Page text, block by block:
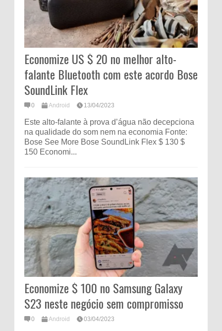
Economize US $ 20 no melhor alto-
falante Bluetooth com este acordo Bose
SoundLink Flex
0 Android 13/04/2023
Este alto-falante à prova d’água não decepciona
na qualidade do som nem na economia Fonte:
Bose See More Bose SoundLink Flex $ 130 $
150 Economi...
Economize $ 100 no Samsung Galaxy
S23 neste negócio sem compromisso
0 Android 03/04/2023